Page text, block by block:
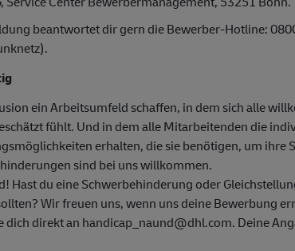
beantwortet dir gern die Bewerber-Hotline:
ein Arbeitsumfeld schaffen, in dem sich alle
fühlt. Und in dem alle Mitarbeitenden die
erhalten, die sie benötigen, um ihre
sind bei uns willkommen.
Hast du eine Schwerbehinderung oder
Wir freuen uns, wenn uns deine Bewerbung
dich direkt an handicap_naund@dhl.com. Deine